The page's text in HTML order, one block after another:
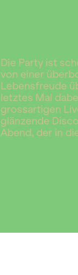
Die Party ist
von einer
Lebensfreude
letztes Mal
grossartigen
glänzende
Abend, der in